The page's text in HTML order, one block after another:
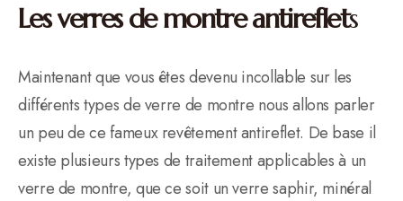
Les verres de montre antireflets
Maintenant que vous êtes devenu incollable sur les
différents types de verre de montre nous allons parler
un peu de ce fameux revêtement antireflet. De base il
existe plusieurs types de traitement applicables à un
verre de montre, que ce soit un verre saphir, minéral